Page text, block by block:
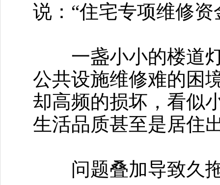
说：“住宅专项维修
一盏小小的楼道灯
公共设施维修难的困
却高频的损坏，看似
生活品质甚至是居住
问题叠加导致久